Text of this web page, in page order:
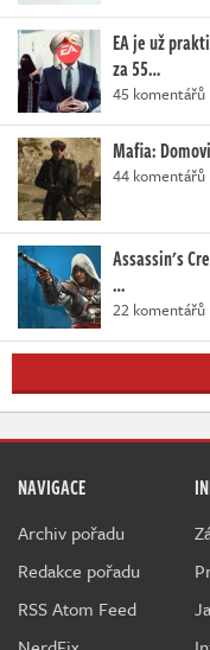
EA je už
za 55…
45 komentářů
Mafia:
44 komentářů
Assassin's
…
22 komentářů
NAVIGACE
Archiv pořadu
Redakce pořadu
RSS Atom Feed